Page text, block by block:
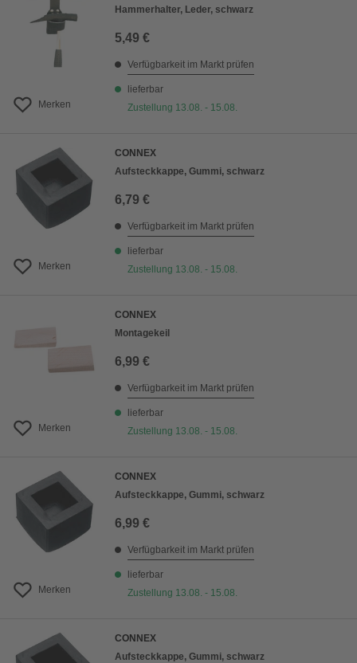
Merken
Hammerhalter, Leder, schwarz
5,49 €
Verfügbarkeit im Markt prüfen
lieferbar
Zustellung 13.08. - 15.08.
Merken
CONNEX
Aufsteckkappe, Gummi, schwarz
6,79 €
Verfügbarkeit im Markt prüfen
lieferbar
Zustellung 13.08. - 15.08.
Merken
CONNEX
Montagekeil
6,99 €
Verfügbarkeit im Markt prüfen
lieferbar
Zustellung 13.08. - 15.08.
Merken
CONNEX
Aufsteckkappe, Gummi, schwarz
6,99 €
Verfügbarkeit im Markt prüfen
lieferbar
Zustellung 13.08. - 15.08.
CONNEX
Aufsteckkappe, Gummi, schwarz